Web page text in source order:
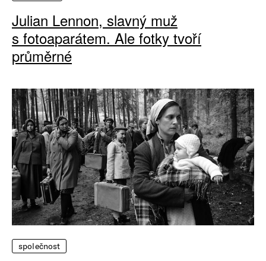
Julian Lennon, slavný muž
s fotoaparátem. Ale fotky tvoří
průměrné
společnost